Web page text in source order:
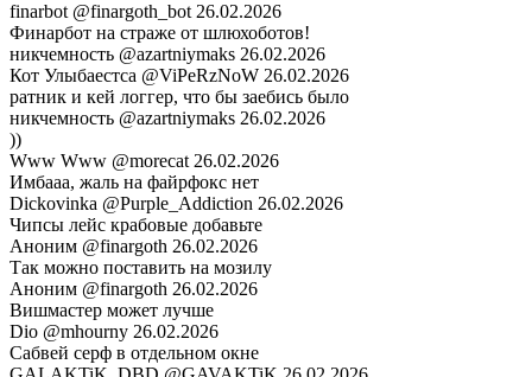
finarbot @finargoth_bot 26.02.2026
Финарбот на страже от шлюхоботов!
никчемность @azartniymaks 26.02.2026
Кот Улыбаестса @ViPeRzNoW 26.02.2026
ратник и кей логгер, что бы заебись было
никчемность @azartniymaks 26.02.2026
))
Www Www @morecat 26.02.2026
Имбааа, жаль на файрфокс нет
Dickovinka @Purple_Addiction 26.02.2026
Чипсы лейс крабовые добавьте
Аноним @finargoth 26.02.2026
Так можно поставить на мозилу
Аноним @finargoth 26.02.2026
Вишмастер может лучше
Dio @mhourny 26.02.2026
Сабвей серф в отдельном окне